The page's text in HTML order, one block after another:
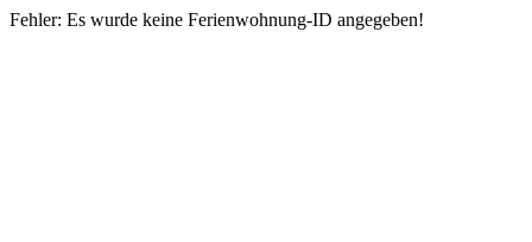
Fehler: Es wurde keine Ferienwohnung-ID angegeben!